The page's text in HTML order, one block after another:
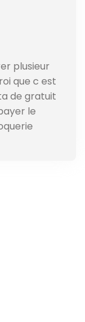
plusieur
que c est
de gratuit
le